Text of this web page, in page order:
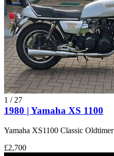
1 / 27
1980 | Yamaha XS 1100
Yamaha XS1100 Classic Oldtimer
£2,700